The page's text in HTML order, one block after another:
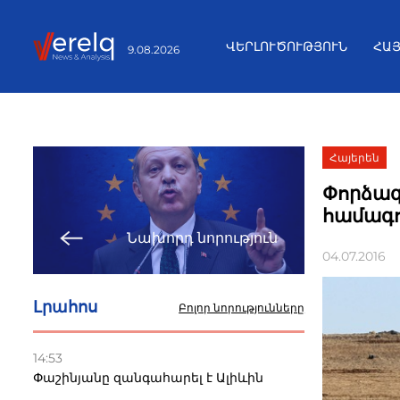
9.08.2026 ՎԵՐԼՈՒԾՈՒԹՅՈՒՆ
Նախորդ նորություն
Լրահոս Բոլոր նորությունները
14:53
Փաշինյանը զանգահարել է Ալիևին
Հայերեն
04.07.2016